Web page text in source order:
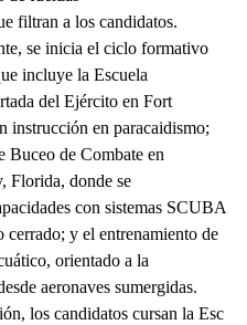
filtran a los candidatos.
se inicia el ciclo formativo
incluye la Escuela
del Ejército en Fort
instrucción en paracaidismo;
Buceo de Combate en
Florida, donde se
con sistemas SCUBA
cerrado; y el entrenamiento de
orientado a la
aeronaves sumergidas.
los candidatos cursan la Esc